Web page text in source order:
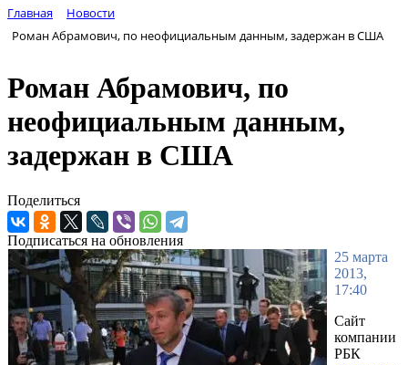
Главная
Новости
Роман Абрамович, по неофициальным данным, задержан в США
Роман Абрамович, по
неофициальным данным,
задержан в США
Поделиться
Подписаться на обновления
25 марта
2013,
17:40
Сайт
компании
РБК